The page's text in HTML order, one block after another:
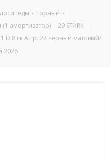
- Горный -
амортизатор) - 29 STARK -
D 8 ск AL р. 22 черный матовый/
2026